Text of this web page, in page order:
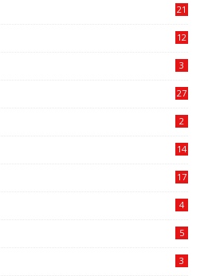
21
12
3
27
2
14
17
4
5
3